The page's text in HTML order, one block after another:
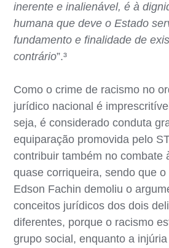
inerente e inalienável, é à
humana que deve o Estado
fundamento e finalidade de
contrário”.³
Como o crime de racismo no
jurídico nacional é
seja, é considerado conduta
equiparação promovida pelo
contribuir também no combate
quase corriqueira, sendo que
Edson Fachin demoliu o
conceitos jurídicos dos dois
diferentes, porque o racismo
grupo social, enquanto a